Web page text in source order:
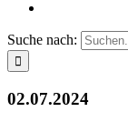
Suche nach:
02.07.2024